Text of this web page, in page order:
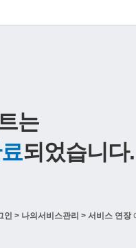
는
되었습니다.
인 > 나의서비스관리 > 서비스 연장